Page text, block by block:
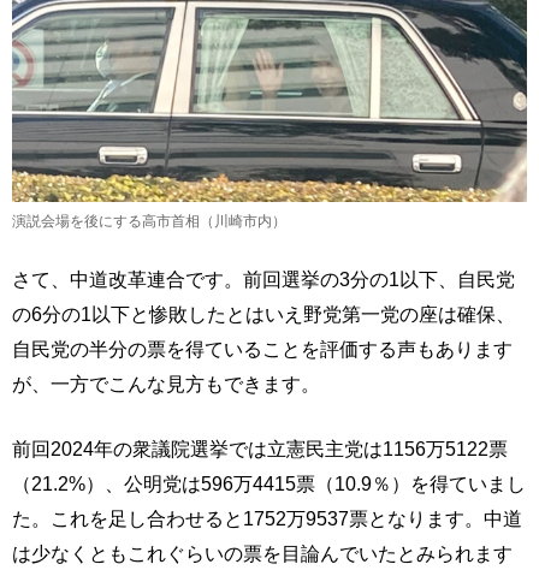
演説会場を後にする高市首相（川崎市内）
さて、中道改革連合です。前回選挙の3分の1以下、自民党
の6分の1以下と惨敗したとはいえ野党第一党の座は確保、
自民党の半分の票を得ていることを評価する声もあります
が、一方でこんな見方もできます。
前回2024年の衆議院選挙では立憲民主党は1156万5122票
（21.2%）、公明党は596万4415票（10.9％）を得ていまし
た。これを足し合わせると1752万9537票となります。中道
は少なくともこれぐらいの票を目論んでいたとみられます